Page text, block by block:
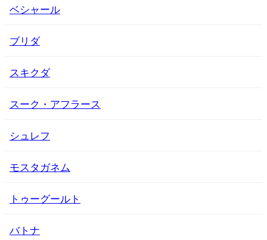
ベシャール
ブリダ
スキクダ
スーク・アフラース
シュレフ
モスタガネム
トゥーグールト
バトナ